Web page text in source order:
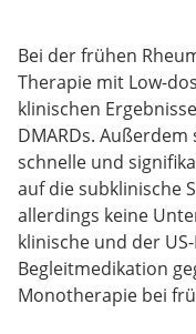
Bei der frühen
Therapie mit Low-
klinischen
DMARDs.
schnelle und
auf die subklinische
allerdings keine
klinische und der
Begleitmedikation
Monotherapie bei